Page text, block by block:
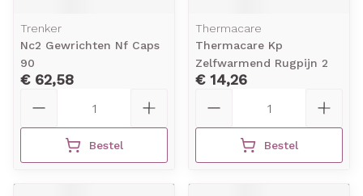
Trenker
Nc2 Gewrichten Nf Caps
90
€ 62,58
Bestel
Thermacare
Thermacare Kp
Zelfwarmend Rugpijn 2
€ 14,26
Bestel